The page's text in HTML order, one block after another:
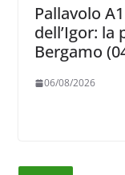
Pallavolo
dell’Igor:
Bergamo
06/08/2026